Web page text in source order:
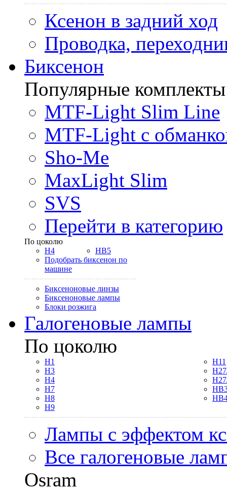
Ксенон в задний ход
Проводка,
Биксенон
Популярные комплекты
MTF-Light Slim Line
MTF-Light с
Sho-Me
MaxLight Slim
SVS
Перейти в категорию
По цоколю
H4
HB5
Подобрать биксенон по
машине
Биксеноновые линзы
Биксеноновые лампы
Блоки розжига
Галогеновые лампы
По цоколю
H1
H3
H4
H7
H8
H9
H11
Лампы с эффектом
Все галогеновые
Osram